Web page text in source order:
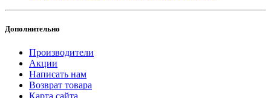
Дополнительно
Производители
Акции
Написать нам
Возврат товара
Карта сайта